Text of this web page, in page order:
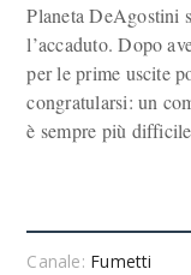
Planeta DeAgostini
l’accaduto. Dopo
per le prime uscite
congratularsi: un
è sempre più
Canale: Fumetti